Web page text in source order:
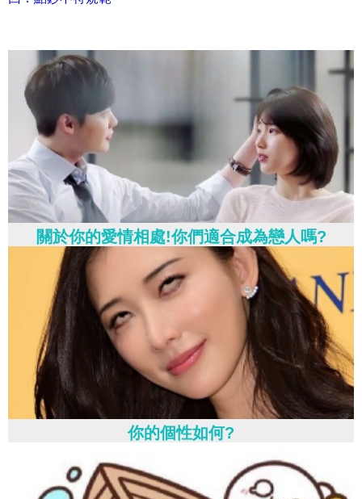
關於你的愛情相處!你們適合成為戀人嗎?
你的個性如何?